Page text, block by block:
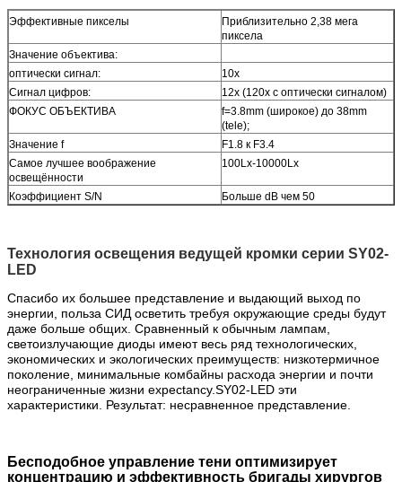
Эффективные пикселы
Приблизительно 2,38 мега
пиксела
Значение объектива:
оптически сигнал:
10x
Сигнал цифров:
12x (120x с оптически сигналом)
ФОКУС ОБЪЕКТИВА
f=3.8mm (широкое) до 38mm
(tele);
Значение f
F1.8 к F3.4
Самое лучшее воображение
освещённости
100Lx-10000Lx
Коэффициент S/N Больше dB чем 50
Технология освещения ведущей кромки серии SY02-
LED
Спасибо их большее представление и выдающий выход по
энергии, польза СИД осветить требуя окружающие среды будут
даже больше общих. Сравненный к обычным лампам,
светоизлучающие диоды имеют весь ряд технологических,
экономических и экологических преимуществ: низкотермичное
поколение, минимальные комбайны расхода энергии и почти
неограниченные жизни expectancy.SY02-LED эти
характеристики. Результат: несравненное представление.
Бесподобное управление тени оптимизирует
концентрацию и эффективность бригады хирургов